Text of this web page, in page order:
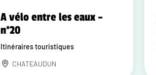
A vélo entre les eaux –
n°20
Itinéraires touristiques
CHATEAUDUN